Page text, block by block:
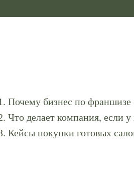
Почему бизнес по франшизе
Что делает компания, если
Кейсы покупки готовых